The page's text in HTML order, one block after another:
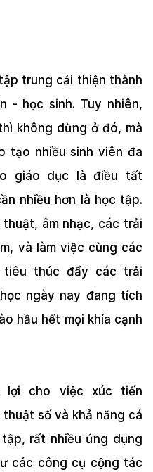
trung cải thiện thành
- học sinh. Tuy nhiên,
không dừng ở đó, mà
tạo nhiều sinh viên đa
giáo dục là điều tất
nhiều hơn là học tập.
âm nhạc, các trải
và làm việc cùng các
tiêu thúc đẩy các trải
ngày nay đang tích
hầu hết mọi khía cạnh
lợi cho việc xúc tiến
số và khả năng cá
rất nhiều ứng dụng
các công cụ cộng tác